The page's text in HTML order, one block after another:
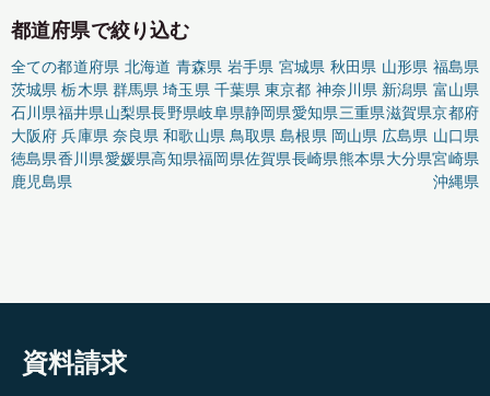
都道府県で絞り込む
全ての都道府県 北海道 青森県 岩手県 宮城県 秋田県 山形県 福島県
茨城県 栃木県 群馬県 埼玉県 千葉県 東京都 神奈川県 新潟県 富山県
石川県福井県山梨県長野県岐阜県静岡県愛知県三重県滋賀県京都府
大阪府 兵庫県 奈良県 和歌山県 鳥取県 島根県 岡山県 広島県 山口県
徳島県香川県愛媛県高知県福岡県佐賀県長崎県熊本県大分県宮崎県
鹿児島県
沖縄県
資料請求